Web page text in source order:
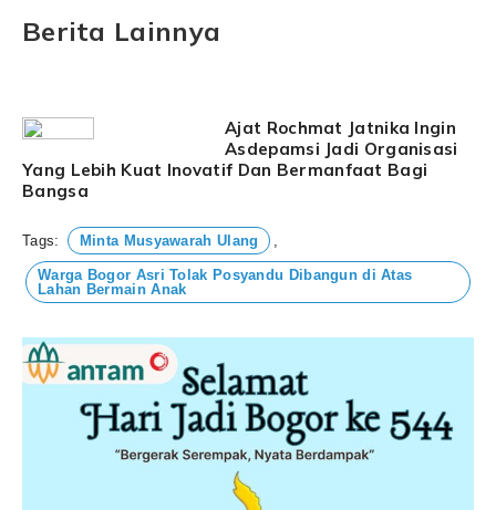
Berita Lainnya
Ajat Rochmat Jatnika Ingin
Asdepamsi Jadi Organisasi
Yang Lebih Kuat Inovatif Dan Bermanfaat Bagi
Bangsa
Tags: Minta Musyawarah Ulang ,
Warga Bogor Asri Tolak Posyandu Dibangun di Atas
Lahan Bermain Anak